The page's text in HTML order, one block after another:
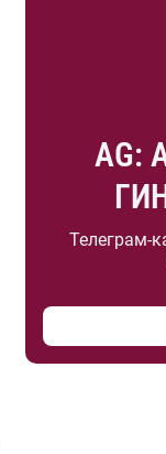
AG:
Телеграм-